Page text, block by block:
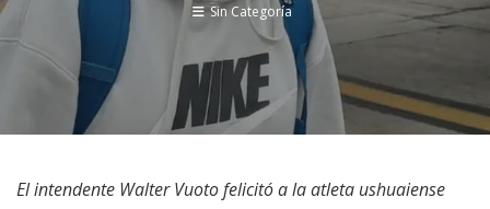
Sin Categoría
El intendente Walter Vuoto felicitó a la atleta ushuaiense